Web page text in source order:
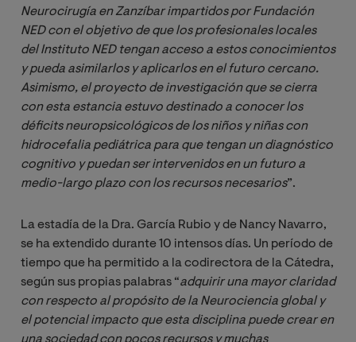
Neurocirugía en Zanzíbar impartidos por Fundación
NED con el objetivo de que los profesionales locales
del Instituto NED tengan acceso a estos conocimientos
y pueda asimilarlos y aplicarlos en el futuro cercano.
Asimismo, el proyecto de investigación que se cierra
con esta estancia estuvo destinado a conocer los
déficits neuropsicológicos de los niños y niñas con
hidrocefalia pediátrica para que tengan un diagnóstico
cognitivo y puedan ser intervenidos en un futuro a
medio-largo plazo con los recursos necesarios”.
La estadía de la Dra. García Rubio y de Nancy Navarro,
se ha extendido durante 10 intensos días. Un período de
tiempo que ha permitido a la codirectora de la Cátedra,
según sus propias palabras “adquirir una mayor claridad
con respecto al propósito de la Neurociencia global y
el potencial impacto que esta disciplina puede crear en